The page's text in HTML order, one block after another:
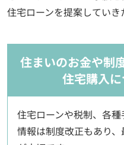
住宅ローンを提案していき
住まいのお金や制
住宅購入に
住宅ローンや税制、各
情報は制度改正もあり